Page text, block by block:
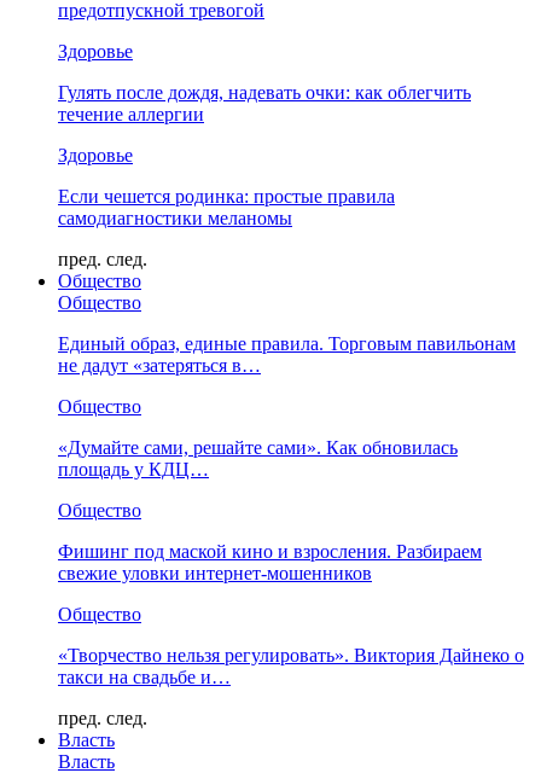
предотпускной тревогой
Здоровье
Гулять после дождя, надевать очки: как облегчить
течение аллергии
Здоровье
Если чешется родинка: простые правила
самодиагностики меланомы
пред. след.
Общество
Общество
Единый образ, единые правила. Торговым павильонам
не дадут «затеряться в…
Общество
«Думайте сами, решайте сами». Как обновилась
площадь у КДЦ…
Общество
Фишинг под маской кино и взросления. Разбираем
свежие уловки интернет-мошенников
Общество
«Творчество нельзя регулировать». Виктория Дайнеко о
такси на свадьбе и…
пред. след.
Власть
Власть